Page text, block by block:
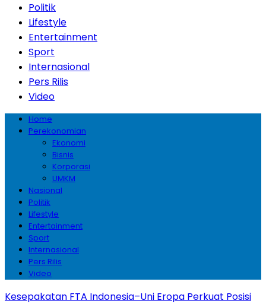
Politik
Lifestyle
Entertainment
Sport
Internasional
Pers Rilis
Video
Home
Perekonomian
Ekonomi
Bisnis
Korporasi
UMKM
Nasional
Politik
Lifestyle
Entertainment
Sport
Internasional
Pers Rilis
Video
Kesepakatan FTA Indonesia–Uni Eropa Perkuat Posisi